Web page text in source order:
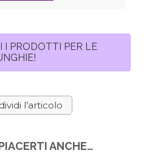
I PRODOTTI PER LE
l’articolo
ANCHE…